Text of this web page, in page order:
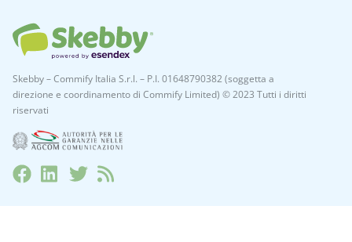
Skebby – Commify Italia S.r.l. – P.I. 01648790382 (soggetta a
direzione e coordinamento di Commify Limited) © 2023 Tutti i diritti
riservati